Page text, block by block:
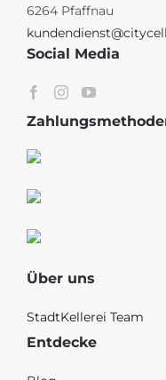
6264 Pfaffnau
Social Media
Über uns
StadtKellerei Team
Entdecke